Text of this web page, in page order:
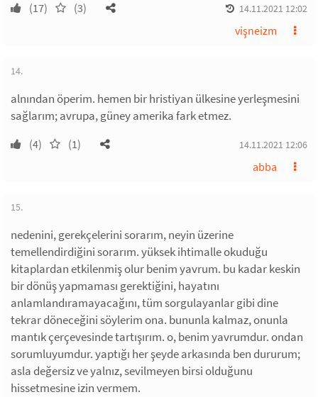
(17) (3) 14.11.2021 12:02
vişneizm
14.
alnından öperim. hemen bir hristiyan ülkesine yerleşmesini
sağlarım; avrupa, güney amerika fark etmez.
(4) (1) 14.11.2021 12:06
abba
15.
nedenini, gerekçelerini sorarım, neyin üzerine
temellendirdiğini sorarım. yüksek ihtimalle okuduğu
kitaplardan etkilenmiş olur benim yavrum. bu kadar keskin
bir dönüş yapmaması gerektiğini, hayatını
anlamlandıramayacağını, tüm sorgulayanlar gibi dine
tekrar döneceğini söylerim ona. bununla kalmaz, onunla
mantık çerçevesinde tartışırım. o, benim yavrumdur. ondan
sorumluyumdur. yaptığı her şeyde arkasında ben dururum;
asla değersiz ve yalnız, sevilmeyen birsi olduğunu
hissetmesine izin vermem.